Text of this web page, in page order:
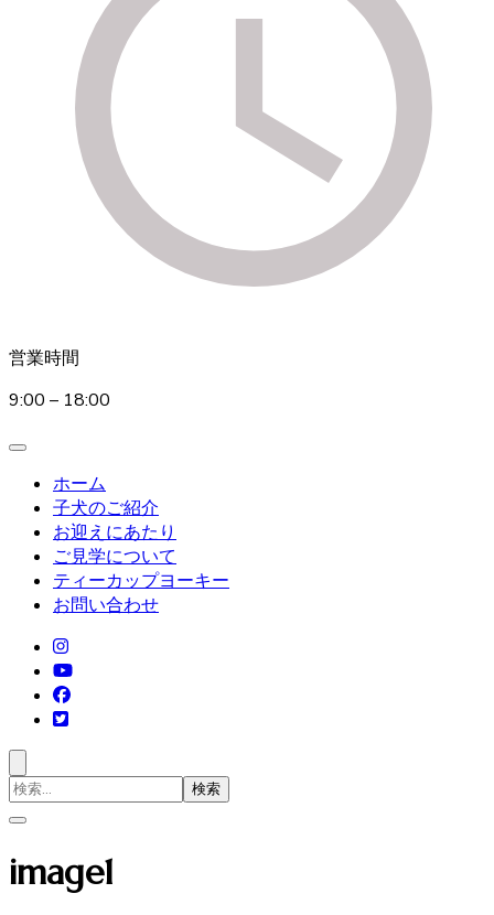
営業時間
9:00 – 18:00
ホーム
子犬のご紹介
お迎えにあたり
ご見学について
ティーカップヨーキー
お問い合わせ
検
索
象:
image1